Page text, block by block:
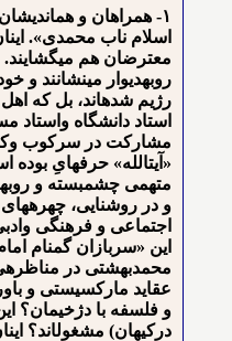
۱- همراهان و
اسلام ناب محمدی».
معترضان هم می⁯گشایند.
روبه⁯دیوار می⁯نشانند و
رژیم شده⁯اند، بل که
استاد دانشگاه واستاد
مشارکت در سرکوب
«آیت⁯الله» حرفه⁯ایِ بوده
متهمی چشم⁯بسته و
و در روشنایی، چهره⁯های
اجتماعی و فرهنگی
این «سربازان گمنام
محمدبهشتی در مناظره⁯ی
عقاید مارکسیستی و
و فلسفه با دژخیمان؟
درکیهان) مشغول⁯اند؟